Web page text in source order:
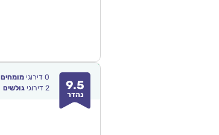
9.5
נהדר
0 דירוגימומחים
2 דירוגיגולשים